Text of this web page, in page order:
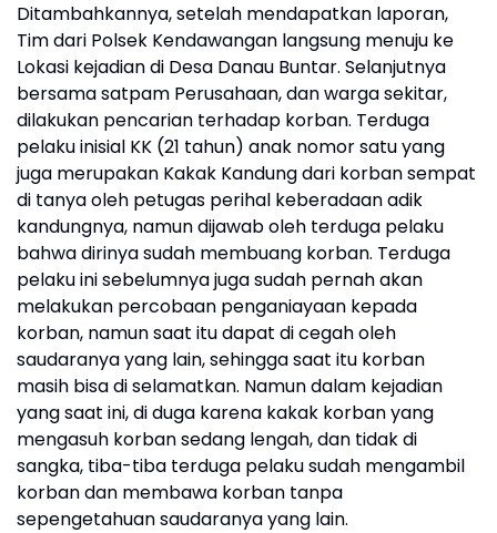
Ditambahkannya, setelah mendapatkan laporan,
Tim dari Polsek Kendawangan langsung menuju ke
Lokasi kejadian di Desa Danau Buntar. Selanjutnya
bersama satpam Perusahaan, dan warga sekitar,
dilakukan pencarian terhadap korban. Terduga
pelaku inisial KK (21 tahun) anak nomor satu yang
juga merupakan Kakak Kandung dari korban sempat
di tanya oleh petugas perihal keberadaan adik
kandungnya, namun dijawab oleh terduga pelaku
bahwa dirinya sudah membuang korban. Terduga
pelaku ini sebelumnya juga sudah pernah akan
melakukan percobaan penganiayaan kepada
korban, namun saat itu dapat di cegah oleh
saudaranya yang lain, sehingga saat itu korban
masih bisa di selamatkan. Namun dalam kejadian
yang saat ini, di duga karena kakak korban yang
mengasuh korban sedang lengah, dan tidak di
sangka, tiba-tiba terduga pelaku sudah mengambil
korban dan membawa korban tanpa
sepengetahuan saudaranya yang lain.